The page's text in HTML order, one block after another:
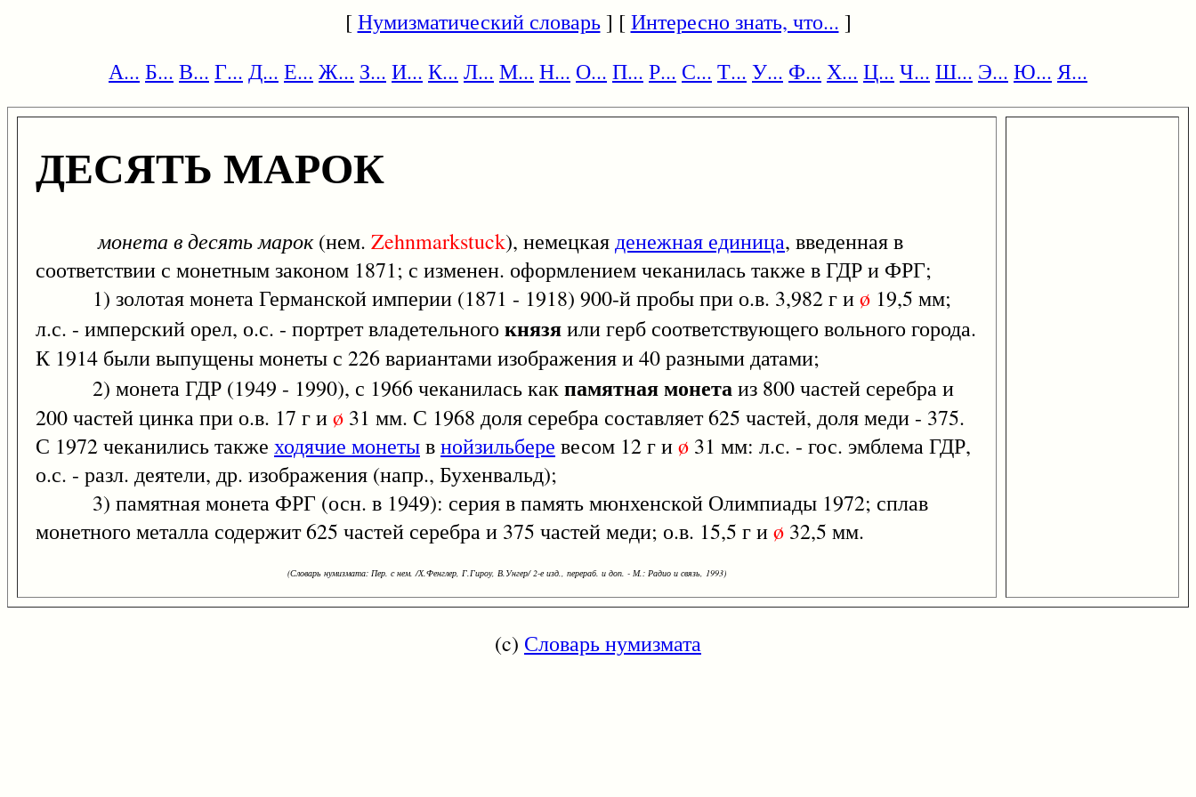
[Нумизматический словарь] [Интересно знать, что... ]
А... Б... В... Г... Д... Е... Ж... З... И... К... Л... М... Н... О... П... Р... С... Т... У... Ф... Х... Ц... Ч... Ш... Э... Ю... Я...
ДЕСЯТЬ МАРОК
монета в десять марок(нем. Zehnmarkstuck), немецкаяденежная единица, введенная в
соответствии с монетным законом 1871; с изменен. оформлением чеканилась также в ГДР и ФРГ;
1) золотая монета Германской империи (1871 - 1918) 900-й пробы при о.в. 3,982 г иø 19,5 мм;
л.с. - имперский орел, о.с. - портрет владетельного князяили герб соответствующего вольного города.
К 1914 были выпущены монеты с 226 вариантами изображения и 40 разными датами;
2) монета ГДР (1949 - 1990), с 1966 чеканилась какпамятная монетаиз 800 частей серебра и
200 частей цинка при о.в. 17 г иø 31 мм. С 1968 доля серебра составляет 625 частей, доля меди - 375.
С 1972 чеканились также ходячие монетывнойзильбере весом 12 г иø 31 мм: л.с. - гос. эмблема ГДР,
о.с. - разл. деятели, др. изображения (напр., Бухенвальд);
3) памятная монета ФРГ (осн. в 1949): серия в память мюнхенской Олимпиады 1972; сплав
монетного металла содержит 625 частей серебра и 375 частей меди; о.в. 15,5 г иø 32,5 мм.
(Словарь нумизмата: Пер. с нем. /Х.Фенглер, Г.Гироу, В.Унгер/ 2-е изд., перераб. и доп. - М.: Радио и связь, 1993)
(c) Словарь нумизмата